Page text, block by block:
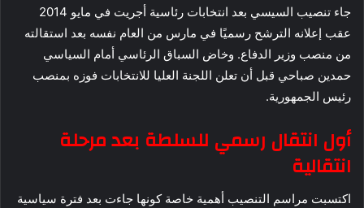
جاء تنصيب السيسي بعد انتخابات رئاسية أجريت في مايو 2014
عقب إعلانه الترشح رسميًا في مارس من العام نفسه بعد استقالته
من منصب وزير الدفاع. وخاض السباق الرئاسي أمام السياسي
حمدين صباحي قبل أن تعلن اللجنة العليا للانتخابات فوزه بمنصب
رئيس الجمهورية.
أول انتقال رسمي للسلطة بعد مرحلة
انتقالية
اكتسبت مراسم التنصيب أهمية خاصة كونها جاءت بعد فترة سياسية